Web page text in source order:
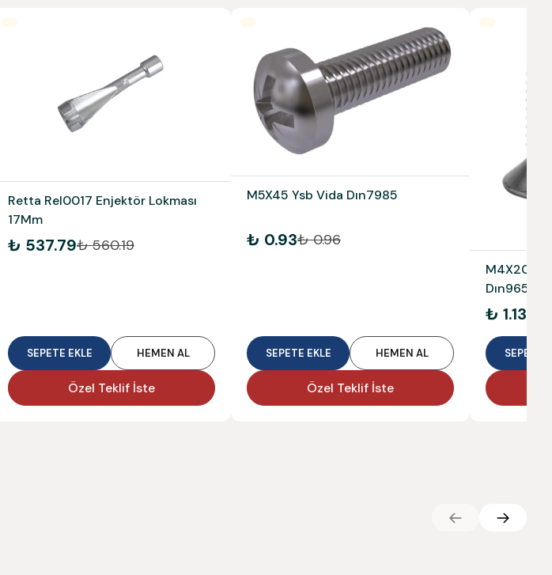
Retta Rel0017 Enjektör Lokması
17Mm
₺ 537.79₺ 560.19
SEPETE EKLE HEMEN AL
Özel Teklif İste
M5X45 Ysb Vida Dın7985
₺ 0.93₺ 0.96
SEPETE EKLE HEMEN AL
Özel Teklif İste
M4X20
Dın965
₺ 1.13
SEPETE